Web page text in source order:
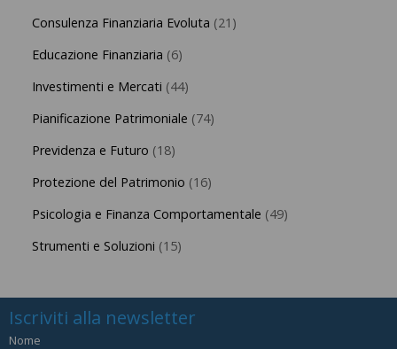
Consulenza Finanziaria Evoluta (21)
Educazione Finanziaria (6)
Investimenti e Mercati (44)
Pianificazione Patrimoniale (74)
Previdenza e Futuro (18)
Protezione del Patrimonio (16)
Psicologia e Finanza Comportamentale (49)
Strumenti e Soluzioni (15)
Iscriviti alla newsletter
Nome